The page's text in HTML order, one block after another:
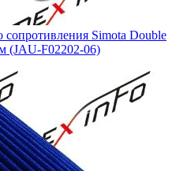
Simota Double
(JAU-F02202-06)